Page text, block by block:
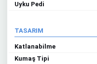
Uyku Pedi
TASARIM
Katlanabilme
Kumaş Tipi